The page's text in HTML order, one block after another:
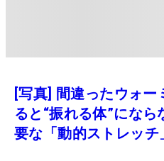
[写真] 間違ったウォ
ると“振れる体”にな
要な「動的ストレッチ